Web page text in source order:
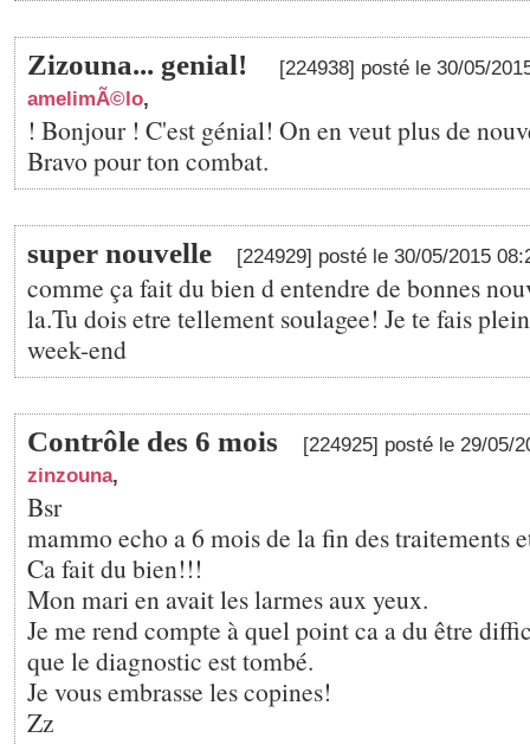
Zizouna... genial!
[224938] posté le 30/05/
amelimÃ©lo,
! Bonjour ! C'est génial! On en veut plus de
Bravo pour ton combat.
super nouvelle [224929] posté le 30/05/2015
comme ça fait du bien d entendre de bonnes
la.Tu dois etre tellement soulagee! Je te fais
week-end
Contrôle des 6 mois
[224925] posté le 29/05/
zinzouna,
Bsr
mammo echo a 6 mois de la fin des traitements
Ca fait du bien!!!
Mon mari en avait les larmes aux yeux.
Je me rend compte à quel point ca a du être
que le diagnostic est tombé.
Je vous embrasse les copines!
Zz